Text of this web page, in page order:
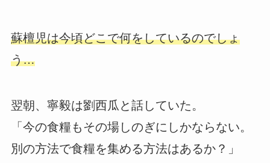
蘇檀児は今頃どこで何をしているのでしょ
う…
翌朝、寧毅は劉西瓜と話していた。
「今の食糧もその場しのぎにしかならない。
別の方法で食糧を集める方法はあるか？」